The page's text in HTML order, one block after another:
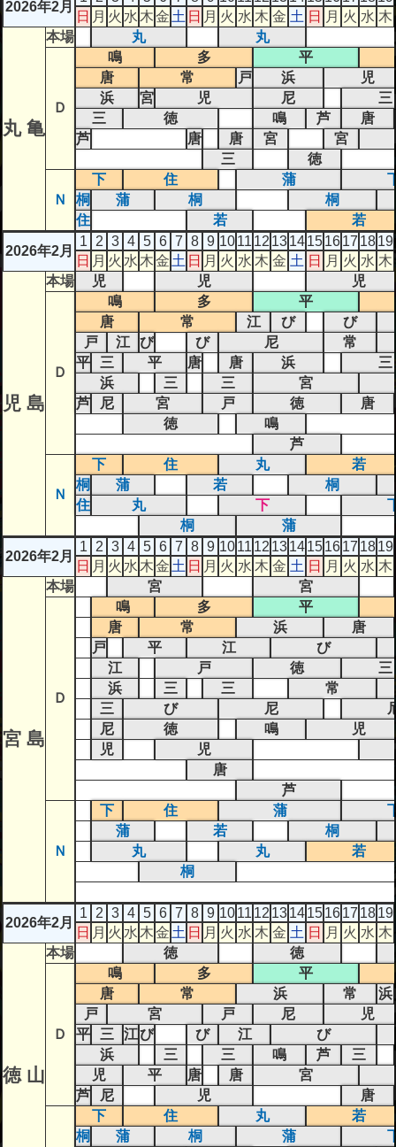
2026年2月
日 月 火 水 木金 土 日 月 火 水 木 金 土 日 月 火 水 木
丸 亀
本場 丸 丸
Ｄ
鳴 多
平
唐
常 戸 浜
児
浜
宮 児 尼
三
三
徳 鳴 芦
唐
芦
唐 唐 宮
宮
三
徳
Ｎ
下 住 蒲
桐
蒲 桐
桐
住
若
若
2026年2月
1 2 3 4 5 6 7 8 9 1011 12 1314151617 1819
日 月 火 水 木金 土 日 月 火 水 木 金 土 日 月 火 水 木
児 島
本場 児 児 児
Ｄ
鳴 多
平
唐
常 江 び
び
戸
江 び び 尼
常
平
三 平 唐 唐 浜
三
浜
三 三
宮
芦
尼 宮 戸 徳
唐
徳
鳴
芦
Ｎ
下 住 丸
若
桐
蒲 若
桐
住
丸 下
桐
蒲
2026年2月
1 2 3 4 5 6 7 8 9 1011 12 1314151617 1819
日 月 火 水 木金 土 日 月 火 水 木 金 土 日 月 火 水 木
宮 島
本場 宮 宮
Ｄ
鳴 多
平
唐
常 浜
唐
戸
平 江
び
江
戸 徳
三
浜
三 三
常
三
び 尼
尼
徳 鳴
児
児
児
唐
芦
Ｎ
下 住 蒲
蒲
若
桐
丸
丸
若
桐
2026年2月
1 2 3 4 5 6 7 8 9 1011 12 1314151617 1819
日 月 火 水 木金 土 日 月 火 水 木 金 土 日 月 火 水 木
徳 山
本場 徳 徳
Ｄ
鳴 多
平
唐
常 浜 常
浜
戸
宮 戸 尼
児
平
三 江び び 江
び
浜
三 三 鳴 芦
三
児
平 唐 唐
宮
芦
尼 児 唐
下 住 丸
若
桐
蒲 桐 蒲